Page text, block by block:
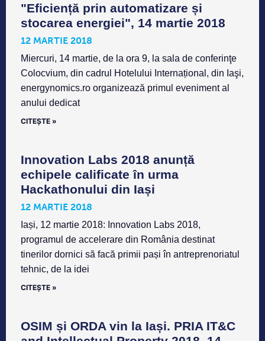
"Eficiență prin automatizare și
stocarea energiei", 14 martie 2018
12 MARTIE 2018
Miercuri, 14 martie, de la ora 9, la sala de conferinţe
Colocvium, din cadrul Hotelului Internațional, din Iaşi,
energynomics.ro organizează primul eveniment al
anului dedicat
CITEȘTE »
Innovation Labs 2018 anunță
echipele calificate în urma
Hackathonului din Iași
12 MARTIE 2018
Iași, 12 martie 2018: Innovation Labs 2018,
programul de accelerare din România destinat
tinerilor dornici să facă primii pași în antreprenoriatul
tehnic, de la idei
CITEȘTE »
OSIM și ORDA vin la Iași. PRIA IT&C